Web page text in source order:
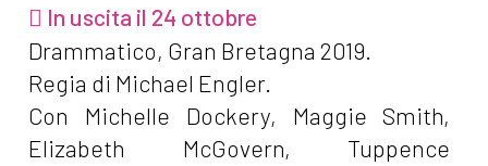
In uscita il 24 ottobre
Drammatico, Gran Bretagna 2019.
Regia di Michael Engler.
Con Michelle Dockery, Maggie Smith,
Elizabeth McGovern, Tuppence